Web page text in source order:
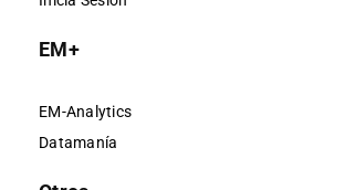
EM+
EM-Analytics
Datamanía